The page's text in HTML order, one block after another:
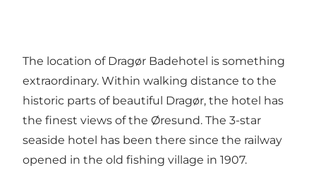
The location of Dragør Badehotel is something
extraordinary. Within walking distance to the
historic parts of beautiful Dragør, the hotel has
the finest views of the Øresund. The 3-star
seaside hotel has been there since the railway
opened in the old fishing village in 1907.